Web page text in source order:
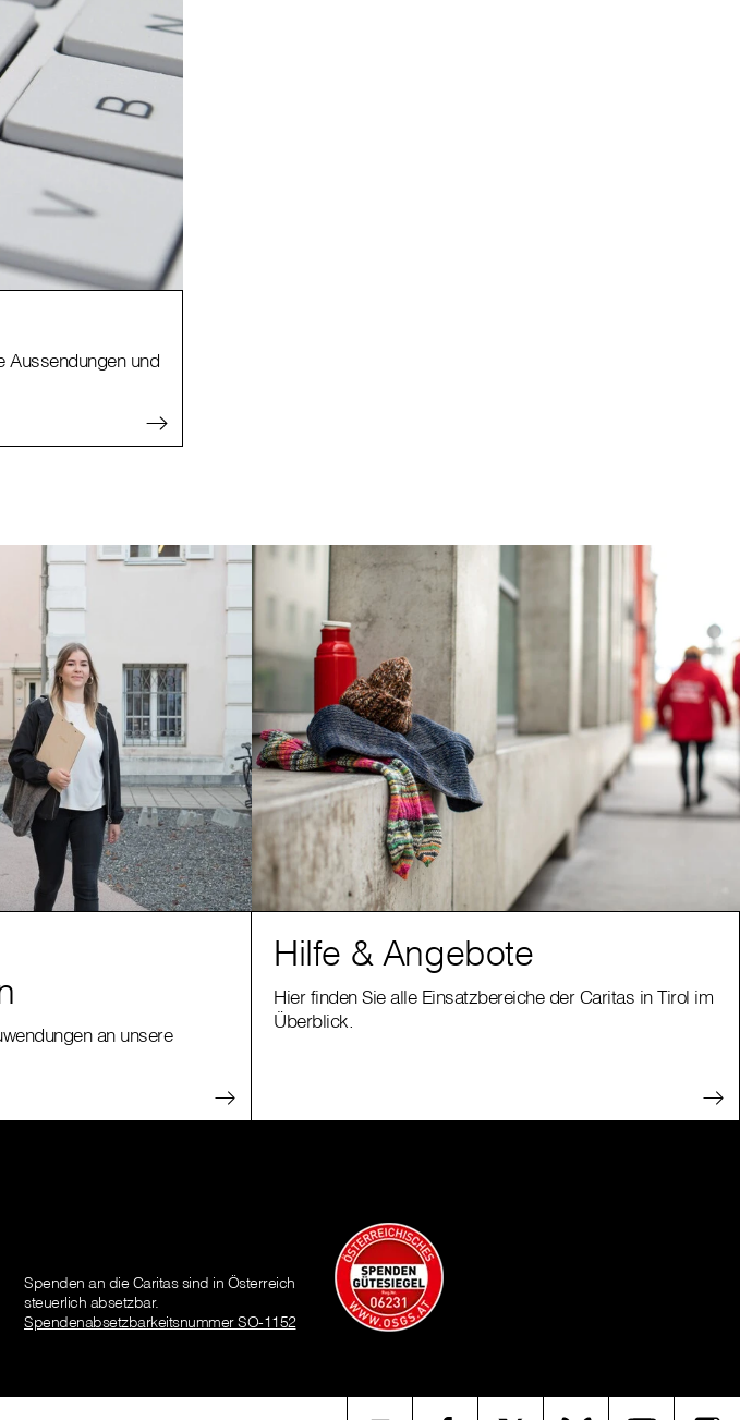
Aussendungen und
an unsere
Hilfe & Angebote
Hier finden Sie alle Einsatzbereiche der Caritas in Tirol im
Überblick.
Spenden an die Caritas sind in Österreich
steuerlich absetzbar.
Spendenabsetzbarkeitsnummer SO-1152